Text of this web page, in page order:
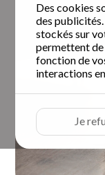
Des cookies
des
stockés sur
permettent de
fonction de
interactions
Je